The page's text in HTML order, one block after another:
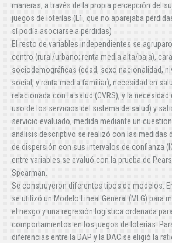
maneras, a través de la propia percepción del
juegos de loterías (L1, que no aparejaba
sí podía asociarse a pérdidas)
El resto de variables independientes se
centro (rural/urbano; renta media alta/baja),
sociodemográficas (edad, sexo nacionalidad,
social, y renta media familiar), necesidad en
relacionada con la salud (CVRS), y la necesidad
uso de los servicios del sistema de salud) y
servicio evaluado, medida mediante un
análisis descriptivo se realizó con las medidas
de dispersión con sus intervalos de confianza
entre variables se evaluó con la prueba de
Spearman.
Se construyeron diferentes tipos de modelos.
se utilizó un Modelo Lineal General (MLG) para
el riesgo y una regresión logística ordenada
comportamientos en los juegos de loterías.
diferencias entre la DAP y la DAC se eligió la